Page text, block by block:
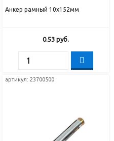
Анкер рамный 10х152мм
0.53руб.
артикул:23700500